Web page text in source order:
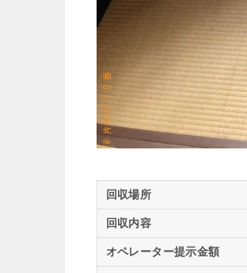
回収場所
回収内容
オペレーター提示金額